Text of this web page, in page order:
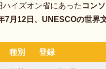
イズオン省にあった コン
7月12日、UNESCOの世界
種別 登録